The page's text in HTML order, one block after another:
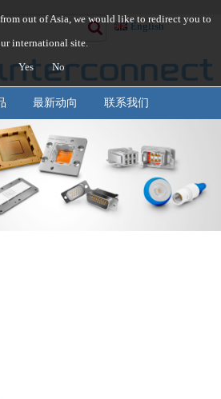
out of Asia, we would like to redirect you to
international site.
Yes
No
English
最新动向 联系我们